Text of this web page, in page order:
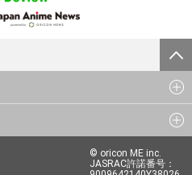
© oricon ME inc.
JASRAC許諾番号：